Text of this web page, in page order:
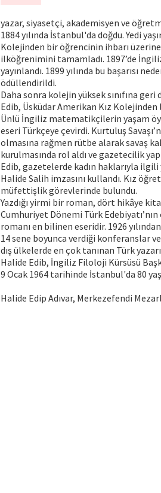
yazar, siyasetçi, akademisyen ve
1884 yılında İstanbul'da doğdu. Yedi
Kolejinden bir öğrencinin ihbarı
ilköğrenimini tamamladı. 1897’de
yayınlandı. 1899 yılında bu başarısı
ödüllendirildi.
Daha sonra kolejin yüksek sınıfına
Edib, Üsküdar Amerikan Kız
Ünlü İngiliz matematikçilerin yaşam
eseri Türkçeye çevirdi. Kurtuluş
olmasına rağmen rütbe alarak savaş
kurulmasında rol aldı ve gazetecilik
Edib, gazetelerde kadın haklarıyla ilgili
Halide Salih imzasını kullandı. Kız
müfettişlik görevlerinde bulundu.
Yazdığı yirmi bir roman, dört hikâye
Cumhuriyet Dönemi Türk
romanı en bilinen eseridir. 1926
14 sene boyunca verdiği konferanslar
dış ülkelerde en çok tanınan Türk
Halide Edib, İngiliz Filoloji Kürsüsü
9 Ocak 1964 tarihinde İstanbul'da 80
Halide Edip Adıvar, Merkezefendi